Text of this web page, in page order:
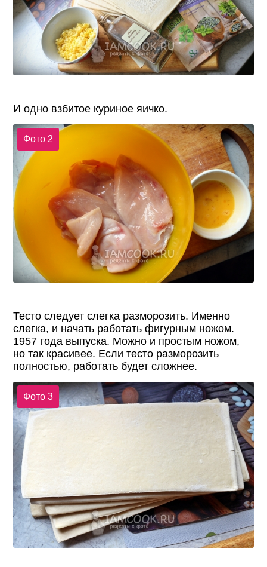
И одно взбитое куриное яичко.
Фото 2
Тесто следует слегка разморозить. Именно
слегка, и начать работать фигурным ножом.
1957 года выпуска. Можно и простым ножом,
но так красивее. Если тесто разморозить
полностью, работать будет сложнее.
Фото 3